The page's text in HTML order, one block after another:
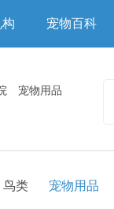
宠物百科
宠物用品
鸟类 宠物用品